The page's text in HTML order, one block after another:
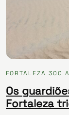
FORTALEZA 300
Os
Fortaleza